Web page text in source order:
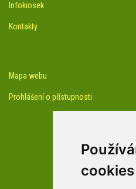
cookies
Infokiosek
Kontakty
Mapa webu
Prohlášení o přístupnosti